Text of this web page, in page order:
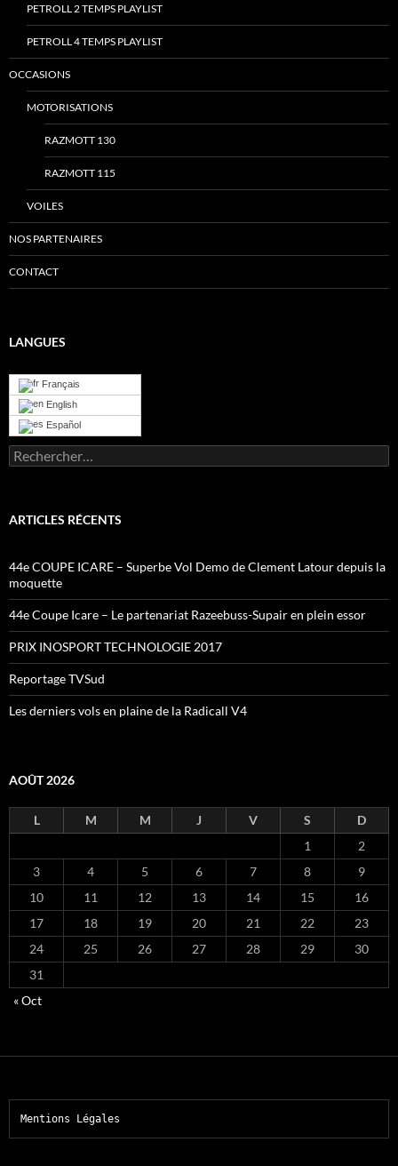
PETROLL 2 TEMPS PLAYLIST
PETROLL 4 TEMPS PLAYLIST
OCCASIONS
MOTORISATIONS
RAZMOTT 130
RAZMOTT 115
VOILES
NOS PARTENAIRES
CONTACT
LANGUES
Français
English
Español
Rechercher :
ARTICLES RÉCENTS
44e COUPE ICARE – Superbe Vol Demo de Clement Latour depuis la
moquette
44e Coupe Icare – Le partenariat Razeebuss-Supair en plein essor
PRIX INOSPORT TECHNOLOGIE 2017
Reportage TVSud
Les derniers vols en plaine de la Radicall V4
AOÛT 2026
L M M J V S
D
1
2
3
4 5 6 7 8
9
10
11 12 13 14 15
16
17
18 19 20 21 22
23
24
25 26 27 28 29
30
31
« Oct
Mentions Légales